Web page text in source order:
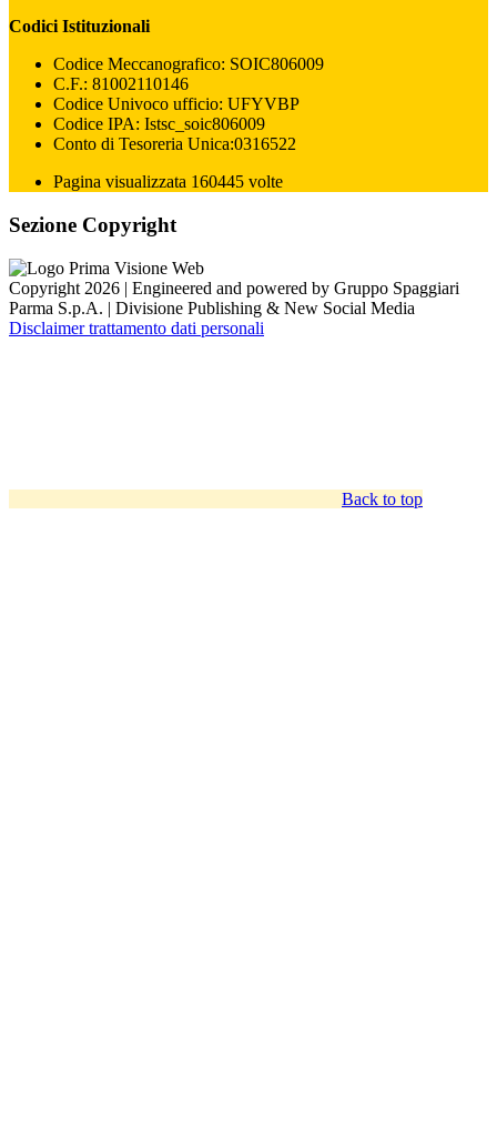
Codici Istituzionali
Codice Meccanografico: SOIC806009
C.F.: 81002110146
Codice Univoco ufficio: UFYVBP
Codice IPA: Istsc_soic806009
Conto di Tesoreria Unica:0316522
Pagina visualizzata 160445 volte
Sezione Copyright
Copyright 2026 | Engineered and powered by Gruppo Spaggiari
Parma S.p.A. | Divisione Publishing & New Social Media
Disclaimer trattamento dati personali
Back to top